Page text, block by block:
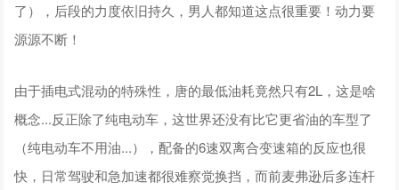
了），后段的力度依旧持久，男人都知道这点很重要！动力要
源源不断！
由于插电式混动的特殊性，唐的最低油耗竟然只有2L，这是啥
概念...反正除了纯电动车，这世界还没有比它更省油的车型了
（纯电动车不用油...），配备的6速双离合变速箱的反应也很
快，日常驾驶和急加速都很难察觉换挡，而前麦弗逊后多连杆